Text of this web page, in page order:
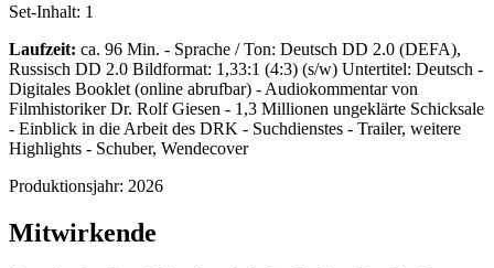
Set-Inhalt: 1
Laufzeit: ca. 96 Min. - Sprache / Ton: Deutsch DD 2.0 (DEFA),
Russisch DD 2.0 Bildformat: 1,33:1 (4:3) (s/w) Untertitel: Deutsch -
Digitales Booklet (online abrufbar) - Audiokommentar von
Filmhistoriker Dr. Rolf Giesen - 1,3 Millionen ungeklärte Schicksale
- Einblick in die Arbeit des DRK - Suchdienstes - Trailer, weitere
Highlights - Schuber, Wendecover
Produktionsjahr: 2026
Mitwirkende